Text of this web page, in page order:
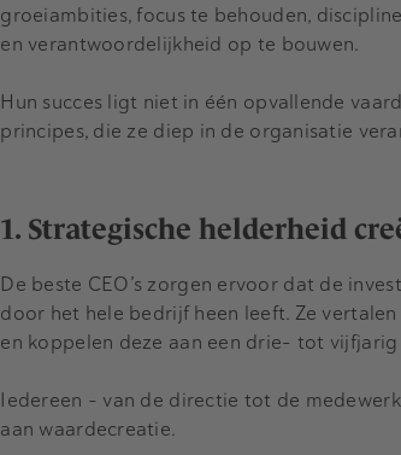
groeiambities, focus te behouden,
en verantwoordelijkheid op te bouwen.
Hun succes ligt niet in één opvallende
principes, die ze diep in de organisatie
1. Strategische helderheid
De beste CEO’s zorgen ervoor dat de
door het hele bedrijf heen leeft. Ze
en koppelen deze aan een drie- tot
Iedereen – van de directie tot de
aan waardecreatie.